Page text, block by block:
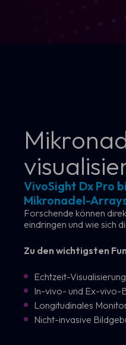
VivoSight Dx Pro
Mikronadel-
Forschende können
eindringen und wie sich
Zu den wichtigsten
Echtzeit-
In-vivo- und Ex-vivo-
Longitudinales
Nicht-invasive